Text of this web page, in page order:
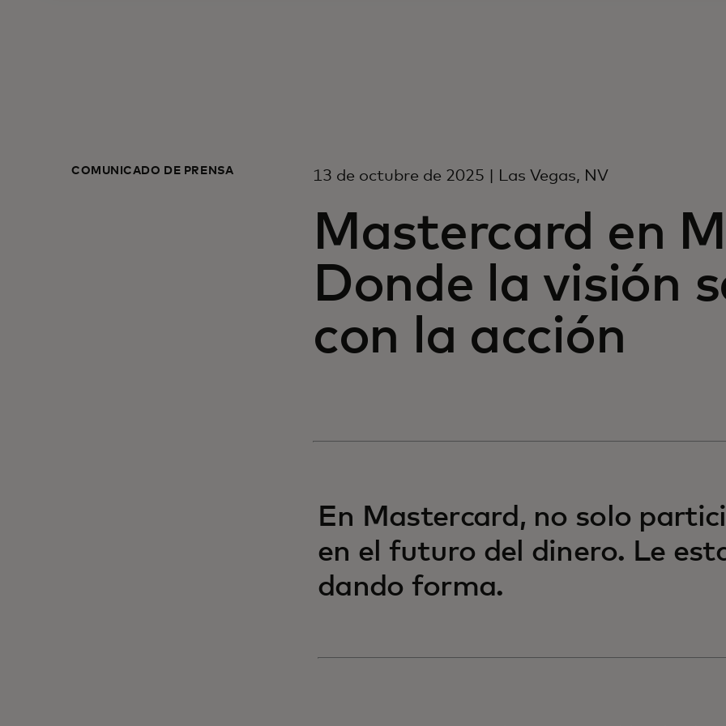
COMUNICADO DE PRENSA 13 de octubre de 2025 | Las Vegas, NV
Mastercard en
Donde la visión
con la acción
En Mastercard, no solo
en el futuro del dinero. Le
dando forma.